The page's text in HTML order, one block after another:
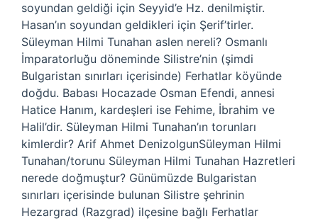
soyundan geldiği için Seyyid’e Hz. denilmiştir.
Hasan’ın soyundan geldikleri için Şerif’tirler.
Süleyman Hilmi Tunahan aslen nereli? Osmanlı
İmparatorluğu döneminde Silistre’nin (şimdi
Bulgaristan sınırları içerisinde) Ferhatlar köyünde
doğdu. Babası Hocazade Osman Efendi, annesi
Hatice Hanım, kardeşleri ise Fehime, İbrahim ve
Halil’dir. Süleyman Hilmi Tunahan’ın torunları
kimlerdir? Arif Ahmet DenizolgunSüleyman Hilmi
Tunahan/torunu Süleyman Hilmi Tunahan Hazretleri
nerede doğmuştur? Günümüzde Bulgaristan
sınırları içerisinde bulunan Silistre şehrinin
Hezargrad (Razgrad) ilçesine bağlı Ferhatlar